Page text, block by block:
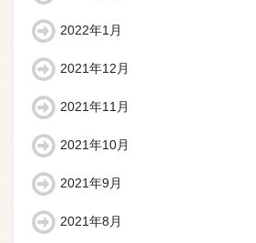
2022年1月
2021年12月
2021年11月
2021年10月
2021年9月
2021年8月